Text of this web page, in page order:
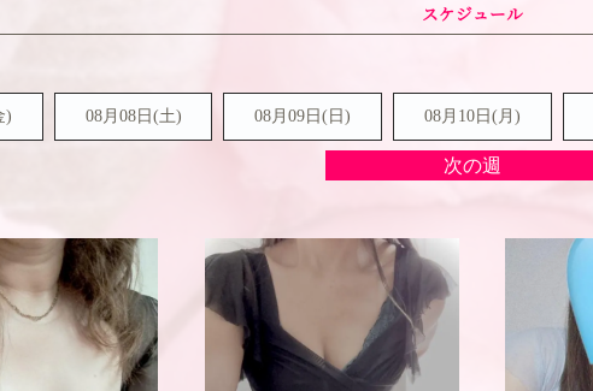
) 08月08日(土) 08月09日( 日) 08月10日(月)
次の週